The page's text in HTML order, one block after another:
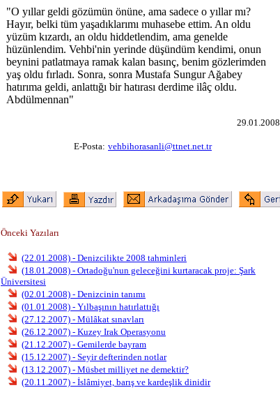
"O yıllar geldi gözümün önüne, ama sadece o yıllar mı?
Hayır, belki tüm yaşadıklarımı muhasebe ettim. An oldu
yüzüm kızardı, an oldu hiddetlendim, ama genelde
hüzünlendim. Vehbi'nin yerinde düşündüm kendimi, onun
beynini patlatmaya ramak kalan basınç, benim gözlerimden
yaş oldu fırladı. Sonra, sonra Mustafa Sungur Ağabey
hatırıma geldi, anlattığı bir hatırası derdime ilâç oldu.
Abdülmennan"
29.01.2008
E-Posta: vehbihorasanli@ttnet.net.tr
Önceki Yazıları
(22.01.2008) - Denizcilikte 2008 tahminleri
(18.01.2008) - Ortadoğu'nun geleceğini kurtaracak proje: Şark
Üniversitesi
(02.01.2008) - Denizcinin tanımı
(01.01.2008) - Yılbaşının hatırlattığı
(27.12.2007) - Mülâkat sınavları
(26.12.2007) - Kuzey Irak Operasyonu
(21.12.2007) - Gemilerde bayram
(15.12.2007) - Seyir defterinden notlar
(13.12.2007) - Müsbet milliyet ne demektir?
(20.11.2007) - İslâmiyet, barış ve kardeşlik dinidir